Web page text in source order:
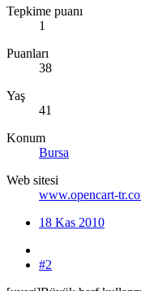
Tepkime puanı
1
Puanları
38
Yaş
41
Konum
Bursa
Web sitesi
www.opencart-
18 Kas 2010
#2